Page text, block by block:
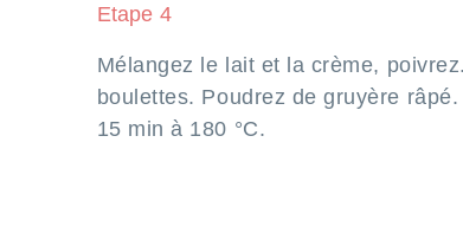
Etape 4
Mélangez le lait et la crème,
boulettes. Poudrez de gruyère
15 min à 180 °C.